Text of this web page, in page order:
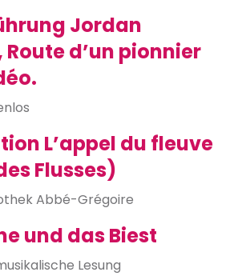
Jordan
Route d’un pionnier
L’appel du fleuve
Flusses)
Abbé-Grégoire
und das Biest
Lesung